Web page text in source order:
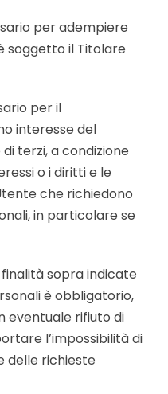
per adempiere
soggetto il Titolare
per il
interesse del
terzi, a condizione
o i diritti e le
che richiedono
in particolare se
sopra indicate
è obbligatorio,
eventuale rifiuto di
l’impossibilità di
delle richieste